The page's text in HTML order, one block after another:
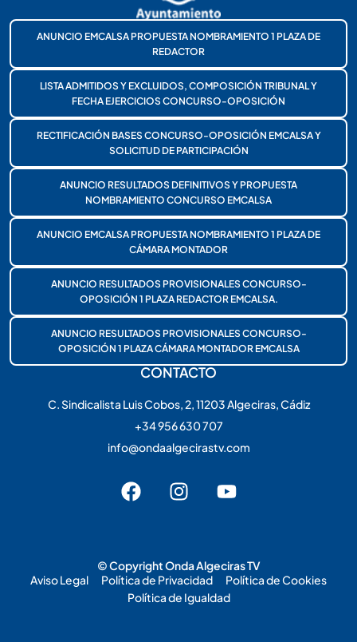
ANUNCIO EMCALSA PROPUESTA NOMBRAMIENTO 1 PLAZA DE
REDACTOR
LISTA ADMITIDOS Y EXCLUIDOS, COMPOSICIÓN TRIBUNAL Y
FECHA EJERCICIOS CONCURSO-OPOSICIÓN
RECTIFICACIÓN BASES CONCURSO-OPOSICIÓN EMCALSA Y
SOLICITUD DE PARTICIPACIÓN
ANUNCIO RESULTADOS DEFINITIVOS Y PROPUESTA
NOMBRAMIENTO CONCURSO EMCALSA
ANUNCIO EMCALSA PROPUESTA NOMBRAMIENTO 1 PLAZA DE
CÁMARA MONTADOR
ANUNCIO RESULTADOS PROVISIONALES CONCURSO-
OPOSICIÓN 1 PLAZA REDACTOR EMCALSA.
ANUNCIO RESULTADOS PROVISIONALES CONCURSO-
OPOSICIÓN 1 PLAZA CÁMARA MONTADOR EMCALSA
CONTACTO
C. Sindicalista Luis Cobos, 2, 11203 Algeciras, Cádiz
+34 956 630 707
info@ondaalgecirastv.com
© Copyright Onda Algeciras TV
Aviso Legal
Política de Privacidad
Política de Cookies
Política de Igualdad